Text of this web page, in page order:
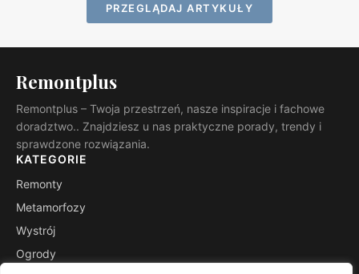
PRZEGLĄDAJ ARTYKUŁY
Remontplus
Remontplus – Twoja przestrzeń, nasze inspiracje i fachowe
doradztwo.. Znajdziesz u nas praktyczne porady, trendy i
sprawdzone rozwiązania.
KATEGORIE
Remonty
Metamorfozy
Wystrój
Ogrody